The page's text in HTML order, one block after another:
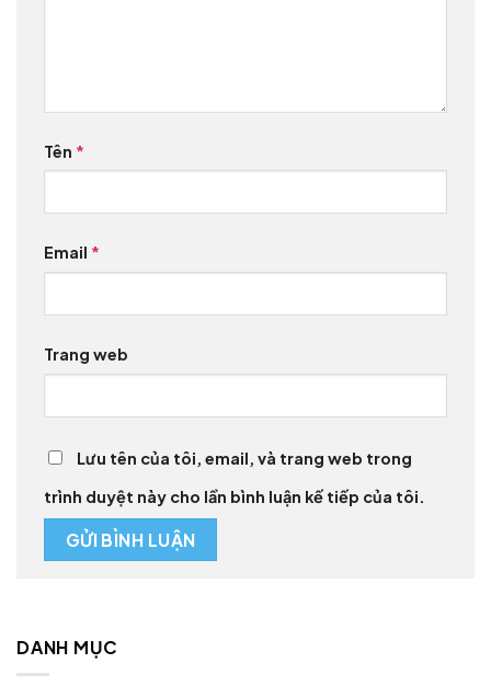
Tên *
Email *
Trang web
Lưu tên của tôi, email, và trang web trong
trình duyệt này cho lần bình luận kế tiếp của tôi.
DANH MỤC